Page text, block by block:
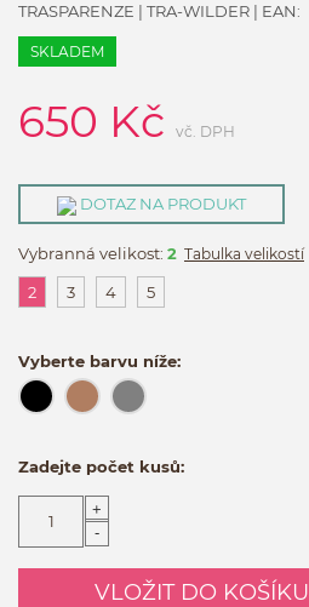
TRASPARENZE | TRA-WILDER | EAN:
SKLADEM
650 Kč vč. DPH
DOTAZ NA PRODUKT
Vybranná velikost: 2 Tabulka velikostí
2 3 4 5
Vyberte barvu níže:
Zadejte počet kusů:
+
-
VLOŽIT DO KOŠÍKU